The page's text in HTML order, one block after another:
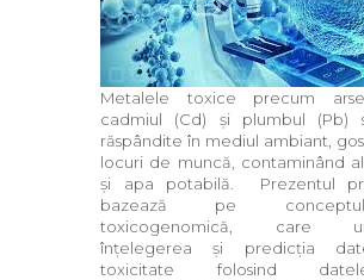
Metalele toxice precum
cadmiul (Cd) şi plumbul (Pb)
răspândite în mediul ambiant,
locuri de muncă, contaminând
și apa potabilă. Prezentul
bazează pe
toxicogenomică, care
înțelegerea și predicția
toxicitate folosind